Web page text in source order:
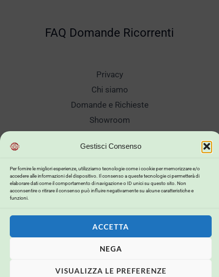
Gestisci Consenso
Per fornire le migliori esperienze, utilizziamo tecnologie come i cookie per memorizzare e/o
accedere alle informazioni del dispositivo. Il consenso a queste tecnologie ci permetterà di
elaborare dati come il comportamento di navigazione o ID unici su questo sito. Non
acconsentire o ritirare il consenso può influire negativamente su alcune caratteristiche e
funzioni.
ACCETTA
NEGA
VISUALIZZA LE PREFERENZE
FAQ Domande Ricorrenti
Privacy
Chi siamo
Domande e Richieste
Showroom
Sanificazione e Lavaggi
Reso Cambio Merce
Lavora Con Noi
My Account
Copyright © 2026 . Powered by .